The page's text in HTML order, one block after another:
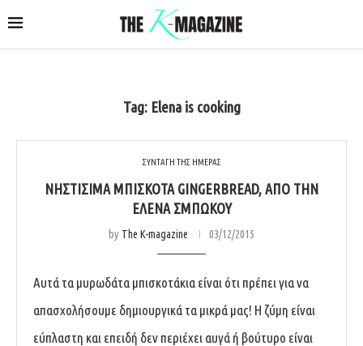
Tag: Elena is cooking
ΣΥΝΤΑΓΗ ΤΗΣ ΗΜΕΡΑΣ
ΝΗΣΤΊΣΙΜΑ ΜΠΙΣΚΌΤΑ GINGERBREAD, ΑΠΌ ΤΗΝ
ΈΛΕΝΑ ΣΜΠΏΚΟΥ
by The K-magazine 03/12/2015
Αυτά τα μυρωδάτα μπισκοτάκια είναι ότι πρέπει για να
απασχολήσουμε δημιουργικά τα μικρά μας! Η ζύμη είναι
εύπλαστη και επειδή δεν περιέχει αυγά ή βούτυρο είναι